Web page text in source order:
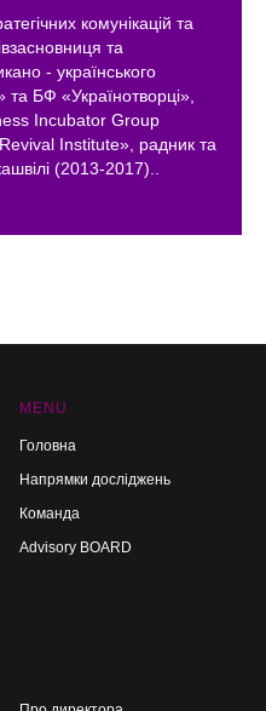
комунікацій та
та
- українського
та БФ «Українотворці»,
Incubator Group
Institute», радник та
(2013-2017)..
MENU
Головна
Напрямки досліджень
Команда
Advisory BOARD